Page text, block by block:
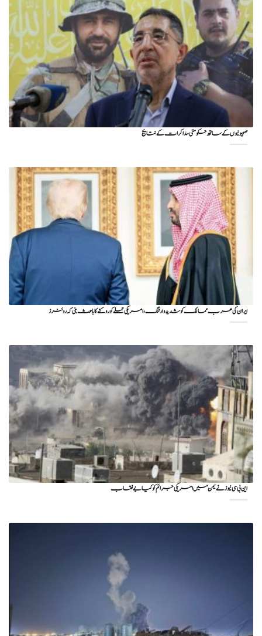
صہیونیوں کے ساتھ حکومتی مذاکرات کے نتایج
ایران کی عرب ممالک کو شدید وارننگ، امریکی حملے کو روکنے کا باعث بنی کہ روئٹرز
این بی سی نیوز نے یمن میں امریکی جرائم کو کیا بے نقاب